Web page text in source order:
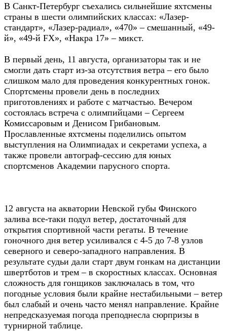
В Санкт-Петербург съехались сильнейшие яхтсмены
страны в шести олимпийских классах: «Лазер-
стандарт», «Лазер-радиал», «470» – смешанный, «49-
й», «49-й FX», «Накра 17» – микст.
В первый день, 11 августа, организаторы так и не
смогли дать старт из-за отсутствия ветра – его было
слишком мало для проведения конкурентных гонок.
Спортсмены провели день в последних
приготовлениях и работе с матчастью. Вечером
состоялась встреча с олимпийцами – Сергеем
Комиссаровым и Денисом Грибановым.
Прославленные яхтсмены поделились опытом
выступления на Олимпиадах и секретами успеха, а
также провели автограф-сессию для юных
спортсменов Академии парусного спорта.
12 августа на акватории Невской губы Финского
залива все-таки подул ветер, достаточный для
открытия спортивной части регаты. В течение
гоночного дня ветер усиливался с 4-5 до 7-8 узлов
северного и северо-западного направления. В
результате судьи дали старт двум гонкам на дистанции
швертботов и трем – в скоростных классах. Основная
сложность для гонщиков заключалась в том, что
погодные условия были крайне нестабильными – ветер
был слабый и очень часто менял направление. Крайне
непредсказуемая погода преподнесла сюрпризы в
турнирной таблице.